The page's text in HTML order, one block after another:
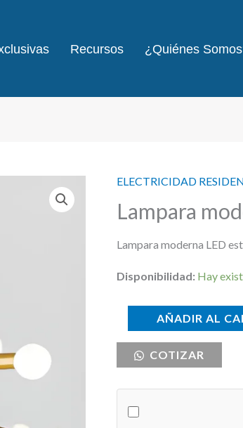
Recursos ¿Quiénes
ELECTRICIDAD
Lampara
Lampara moderna LED
Disponibilidad: Hay
Lampara
moderna
4123
AÑADIR AL
COTIZAR